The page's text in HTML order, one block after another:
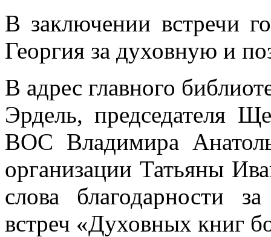
В заключении встречи
Георгия за духовную и
В адрес главного
Эрдель, председателя
ВОС Владимира
организации Татьяны
слова благодарности
встреч «Духовных книг